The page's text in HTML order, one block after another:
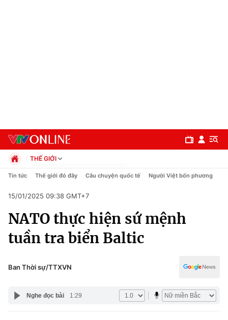
Chuyên mục
Chính trị
Pháp luật
THẾ GIỚI
Chính trị
Pháp luật
Kinh tế
Thể thao
Truyền hình
Y tế
Công nghệ
Tin tức Thế giới đó đây Câu chuyện quốc tế Người Việt bốn phương
15/01/2025 09:38 GMT+7
NATO thực hiện sứ mệnh
tuần tra biển Baltic
Ban Thời sự/TTXVN
Nghe đọc bài 1:29